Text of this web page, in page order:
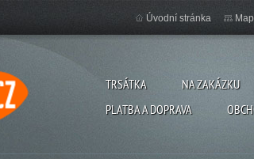
TRSÁTKA NA ZAKÁZKU
PLATBA A DOPRAVA
Úvodní stránka